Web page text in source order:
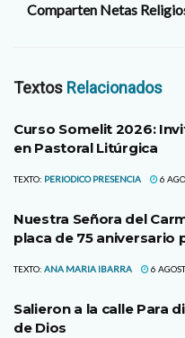
Comparten Netas
Textos Relacionados
Curso Somelit 2026:
en Pastoral Litúrgica
TEXTO: PERIODICO PRESENCIA 6
Nuestra Señora del
placa de 75 aniversario
TEXTO: ANA MARIA IBARRA 6
Salieron a la calle Para
de Dios